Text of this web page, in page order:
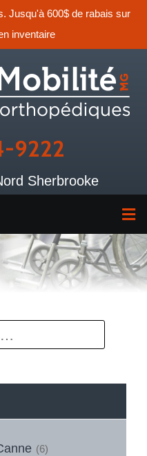
Jusqu'à 600$ de rabais sur
inventaire
9222
Sherbrooke
(6)